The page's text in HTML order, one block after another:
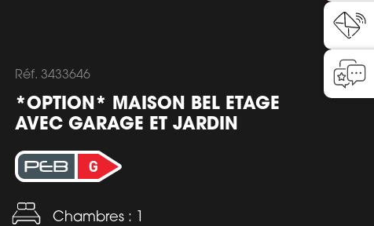
Réf. 3433646
*OPTION* MAISON BEL ETAGE
AVEC GARAGE ET JARDIN
Chambres : 1